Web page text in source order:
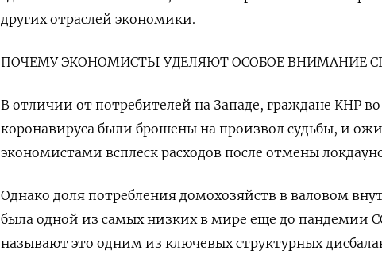
других отраслей экономики.
ПОЧЕМУ ЭКОНОМИСТЫ УДЕЛЯЮТ ОСОБОЕ ВНИМАНИЕ
В отличии от потребителей на Западе, граждане КНР
коронавируса были брошены на произвол судьбы, и
экономистами всплеск расходов после отмены
Однако доля потребления домохозяйств в валовом
была одной из самых низких в мире еще до пандемии
называют это одним из ключевых структурных